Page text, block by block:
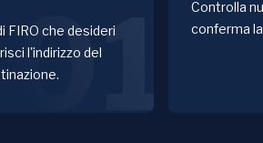
FIRO che desideri
l'indirizzo del
01
Controlla
conferma